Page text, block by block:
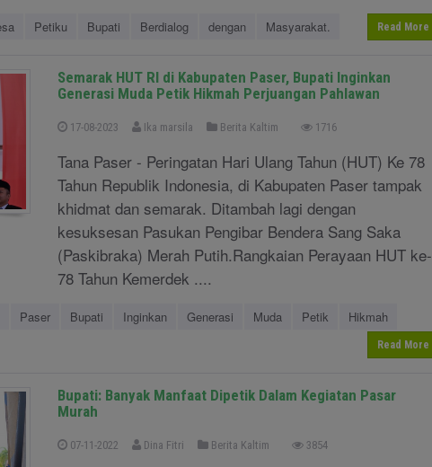
Petiku Bupati Berdialog dengan Masyarakat. Read More
Semarak HUT RI di Kabupaten Paser, Bupati Inginkan
Generasi Muda Petik Hikmah Perjuangan Pahlawan
17-08-2023 Ika marsila Berita Kaltim 1716
Tana Paser - Peringatan Hari Ulang Tahun (HUT) Ke 78
Tahun Republik Indonesia, di Kabupaten Paser tampak
khidmat dan semarak. Ditambah lagi dengan
kesuksesan Pasukan Pengibar Bendera Sang Saka
(Paskibraka) Merah Putih.Rangkaian Perayaan HUT ke-
78 Tahun Kemerdek ....
Paser Bupati Inginkan Generasi Muda Petik
Hikmah
Read More
Bupati: Banyak Manfaat Dipetik Dalam Kegiatan Pasar
Murah
07-11-2022 Dina Fitri Berita Kaltim 3854